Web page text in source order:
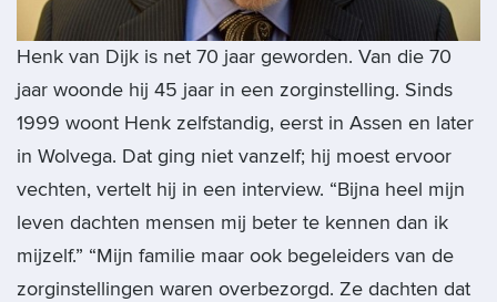
Henk van Dijk is net 70 jaar geworden. Van die 70
jaar woonde hij 45 jaar in een zorginstelling. Sinds
1999 woont Henk zelfstandig, eerst in Assen en later
in Wolvega. Dat ging niet vanzelf; hij moest ervoor
vechten, vertelt hij in een interview. “Bijna heel mijn
leven dachten mensen mij beter te kennen dan ik
mijzelf.” “Mijn familie maar ook begeleiders van de
zorginstellingen waren overbezorgd. Ze dachten dat